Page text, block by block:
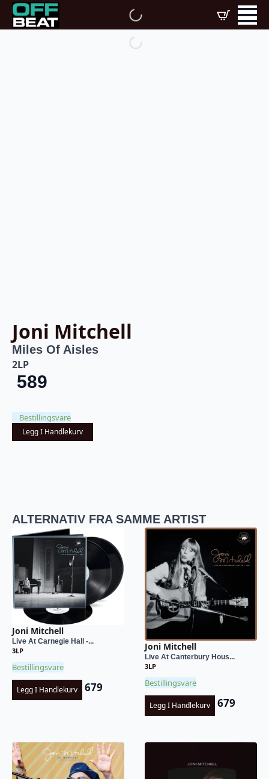
Joni Mitchell
Miles Of Aisles
2LP
589
Bestillingsvare
Legg I Handlekurv
ALTERNATIV FRA SAMME ARTIST
Joni Mitchell
Live At Carnegie Hall -...
3LP
Bestillingsvare
Legg I Handlekurv 679
Joni Mitchell
Live At Canterbury Hous...
3LP
Bestillingsvare
Legg I Handlekurv 679